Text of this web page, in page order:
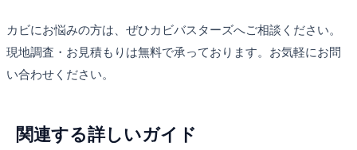
カビにお悩みの方は、ぜひカビバスターズへご相談ください。
現地調査・お見積もりは無料で承っております。お気軽にお問
い合わせください。
関連する詳しいガイド